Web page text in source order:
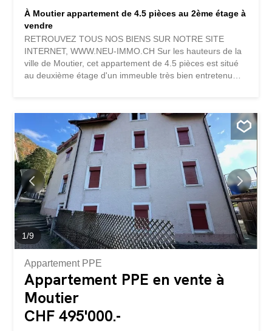
À Moutier appartement de 4.5 pièces au 2ème étage à
vendre
RETROUVEZ TOUS NOS BIENS SUR NOTRE SITE
INTERNET, WWW.NEU-IMMO.CH Sur les hauteurs de la
ville de Moutier, cet appartement de 4.5 pièces est situé
au deuxième étage d'un immeuble très bien entretenu
comprend une cuisine ouverte sur un séjour avec
cheminée, un hall d'entrée avec armoire encastrée, un
WC séparé, une salle d'eau avec douche/WC/lavabo, 3
chambres et un balcon avec une belle vue. Il dispose
également d'un interphone. Un garage et une cave
viennent compléter ce bien. Les transports en commun
sont également à proximité, avec une gare ferroviaire et
des arrêts de bus à proximité. Ne manquez pas cette
opportunité
1/9
Appartement PPE
Appartement PPE en vente à
Moutier
CHF 495'000.-